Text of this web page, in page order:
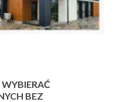
BEZ